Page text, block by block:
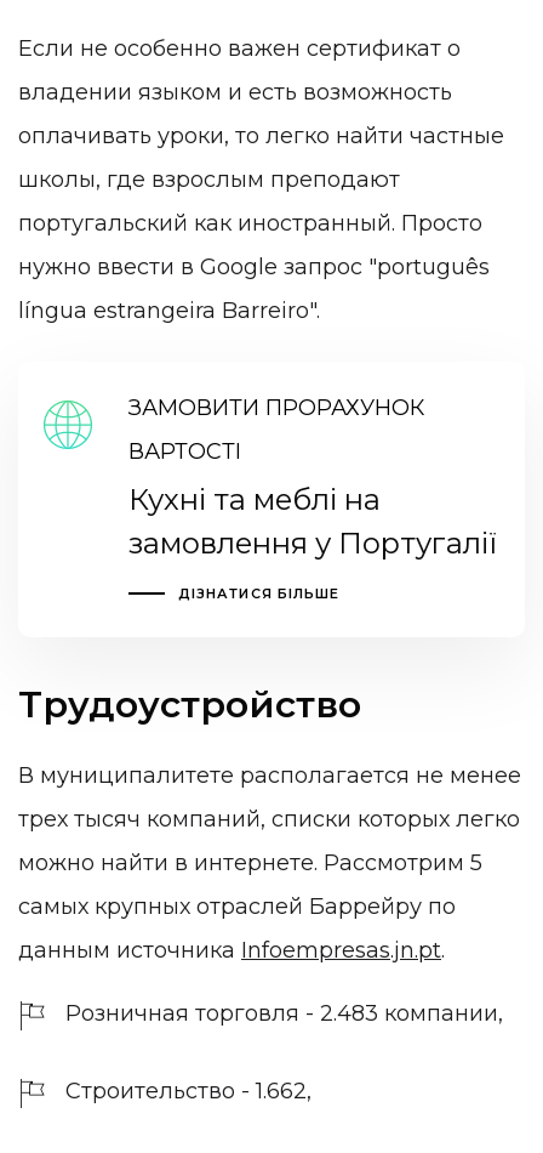
Если не особенно важен сертификат о
владении языком и есть возможность
оплачивать уроки, то легко найти частные
школы, где взрослым преподают
португальский как иностранный. Просто
нужно ввести в Google запрос "português
língua estrangeira Barreiro".
ЗАМОВИТИ ПРОРАХУНОК
ВАРТОСТІ
Кухні та меблі на
замовлення у Португалії
ДІЗНАТИСЯ БІЛЬШЕ
Трудоустройство
В муниципалитете располагается не менее
трех тысяч компаний, списки которых легко
можно найти в интернете. Рассмотрим 5
самых крупных отраслей Баррейру по
данным источника Infoempresas.jn.pt.
Розничная торговля - 2.483 компании,
Строительство - 1.662,